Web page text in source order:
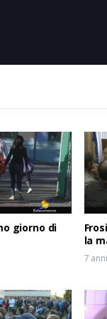
giorno di
la
7